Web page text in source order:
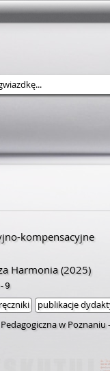
kompensacyjne
Harmonia(2025)
9
publikacje
w Poznaniu